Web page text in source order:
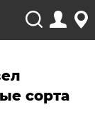
сорта